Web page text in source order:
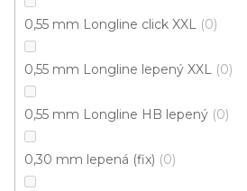
0,55 mm Longline click XXL 0
0,55 mm Longline lepený XXL 0
0,55 mm Longline HB lepený 0
0,30 mm lepená (fix) 0
Vinylová podlaha MODULEO
Skladem externě,